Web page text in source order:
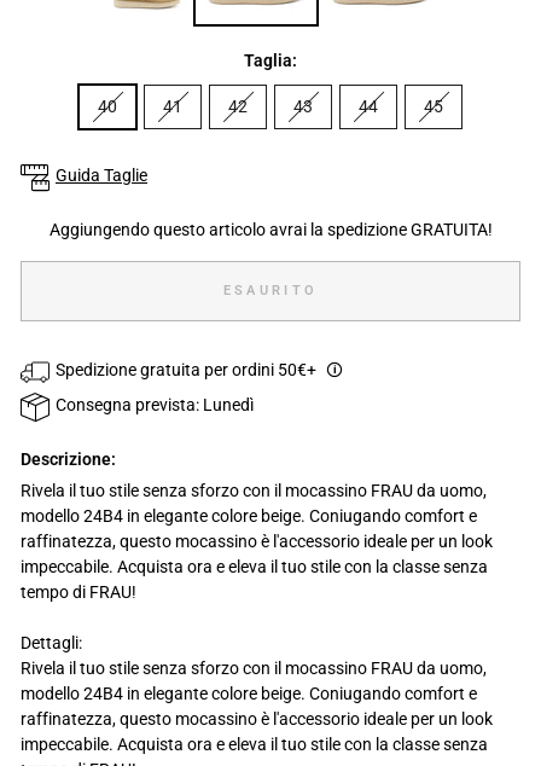
Taglia:
40 41 42 43 44 45
Guida Taglie
Aggiungendo questo articolo avrai la spedizione GRATUITA!
ESAURITO
Spedizione gratuita per ordini 50€+ 🛈
Consegna prevista: Lunedì
Descrizione:
Rivela il tuo stile senza sforzo con il mocassino FRAU da uomo,
modello 24B4 in elegante colore beige. Coniugando comfort e
raffinatezza, questo mocassino è l'accessorio ideale per un look
impeccabile. Acquista ora e eleva il tuo stile con la classe senza
tempo di FRAU!
Dettagli:
Rivela il tuo stile senza sforzo con il mocassino FRAU da uomo,
modello 24B4 in elegante colore beige. Coniugando comfort e
raffinatezza, questo mocassino è l'accessorio ideale per un look
impeccabile. Acquista ora e eleva il tuo stile con la classe senza